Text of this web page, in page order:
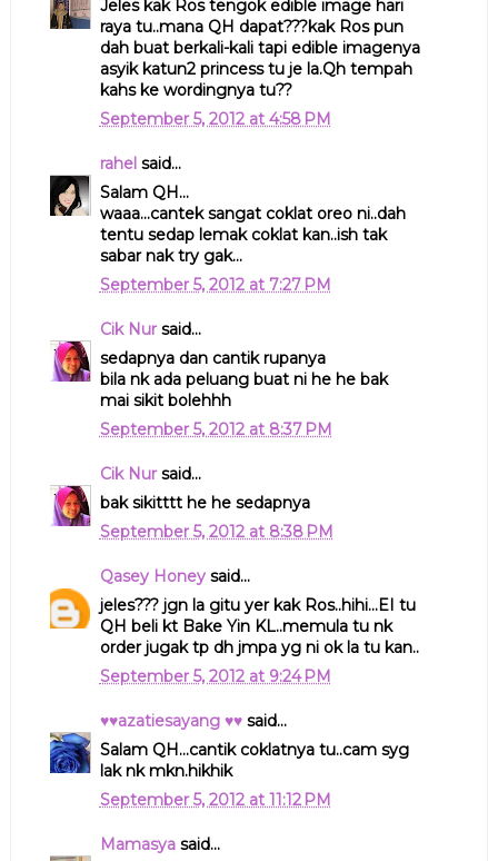
Jeles kak Ros tengok edible image hari
raya tu..mana QH dapat???kak Ros pun
dah buat berkali-kali tapi edible imagenya
asyik katun2 princess tu je la.Qh tempah
kahs ke wordingnya tu??
September 5, 2012 at 4:58 PM
rahelsaid...
Salam QH...
waaa...cantek sangat coklat oreo ni..dah
tentu sedap lemak coklat kan..ish tak
sabar nak try gak...
September 5, 2012 at 7:27 PM
Cik Nursaid...
sedapnya dan cantik rupanya
bila nk ada peluang buat ni he he bak
mai sikit bolehhh
September 5, 2012 at 8:37 PM
Cik Nursaid...
bak sikitttt he he sedapnya
September 5, 2012 at 8:38 PM
Qasey Honeysaid...
jeles??? jgn la gitu yer kak Ros..hihi...EI tu
QH beli kt Bake Yin KL..memula tu nk
order jugak tp dh jmpa yg ni ok la tu kan..
September 5, 2012 at 9:24 PM
♥♥azatiesayang ♥♥said...
Salam QH...cantik coklatnya tu..cam syg
lak nk mkn.hikhik
September 5, 2012 at 11:12 PM
Mamasyasaid...